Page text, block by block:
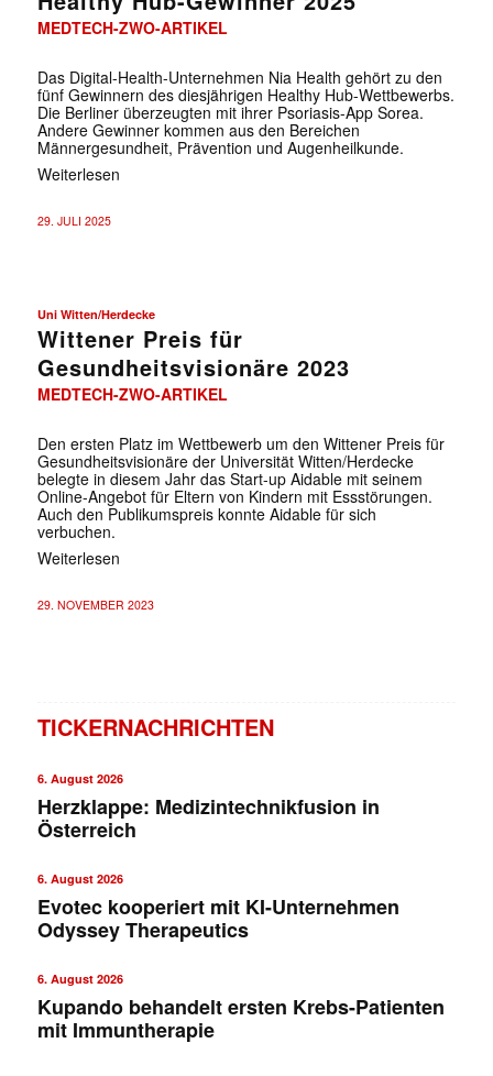
MEDTECH-ZWO-ARTIKEL
Das Digital-Health-Unternehmen Nia Health gehört zu den
fünf Gewinnern des diesjährigen Healthy Hub-Wettbewerbs.
Die Berliner überzeugten mit ihrer Psoriasis-App Sorea.
Andere Gewinner kommen aus den Bereichen
Männergesundheit, Prävention und Augenheilkunde.
Weiterlesen
29. JULI 2025
Uni Witten/Herdecke
Wittener Preis für
Gesundheitsvisionäre 2023
MEDTECH-ZWO-ARTIKEL
Den ersten Platz im Wettbewerb um den Wittener Preis für
Gesundheitsvisionäre der Universität Witten/Herdecke
belegte in diesem Jahr das Start-up Aidable mit seinem
Online-Angebot für Eltern von Kindern mit Essstörungen.
Auch den Publikumspreis konnte Aidable für sich
verbuchen.
Weiterlesen
29. NOVEMBER 2023
TICKERNACHRICHTEN
6. August 2026
Herzklappe: Medizintechnikfusion in
Österreich
6. August 2026
Evotec kooperiert mit KI-Unternehmen
Odyssey Therapeutics
6. August 2026
Kupando behandelt ersten Krebs-Patienten
mit Immuntherapie